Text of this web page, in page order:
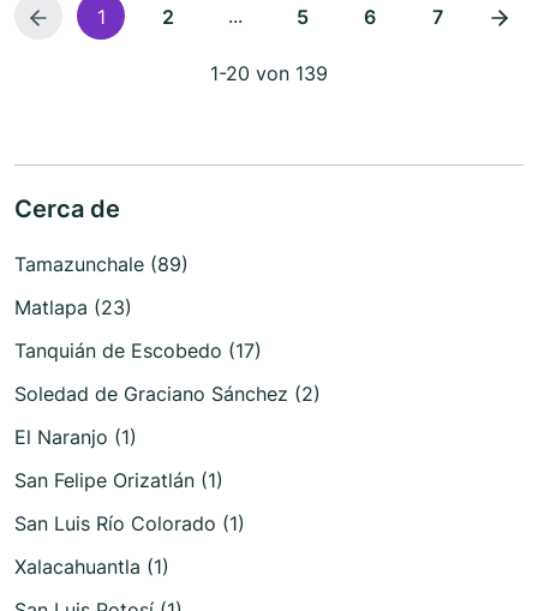
1 2 ... 5 6 7
1-20 von 139
Cerca de
Tamazunchale (89)
Matlapa (23)
Tanquián de Escobedo (17)
Soledad de Graciano Sánchez (2)
El Naranjo (1)
San Felipe Orizatlán (1)
San Luis Río Colorado (1)
Xalacahuantla (1)